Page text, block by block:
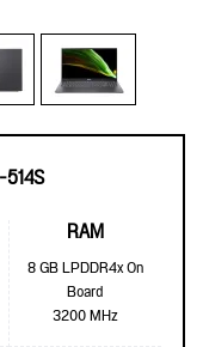
RAM
8 GB LPDDR4x On
Board
3200 MHz